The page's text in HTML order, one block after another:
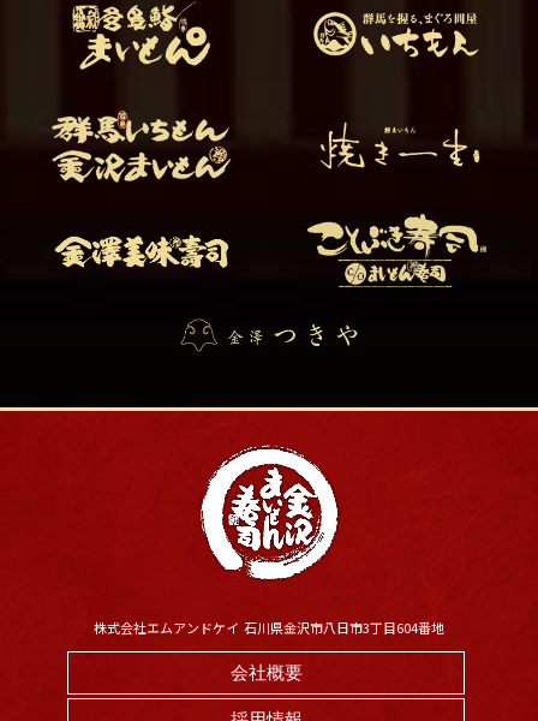
株式会社エムアンドケイ 石川県金沢市八日市3丁目604番地
会社概要